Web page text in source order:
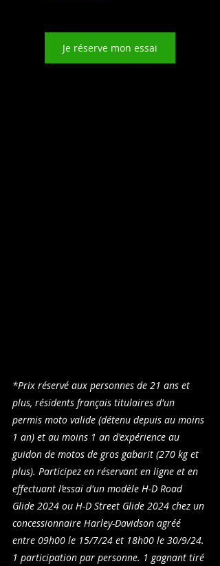
Je réserve mon essai
*Prix réservé aux personnes de 21 ans et
plus, résidents français titulaires d'un
permis moto valide (détenu depuis au moins
1 an) et au moins 1 an d'expérience au
guidon de motos de gros gabarit (270 kg et
plus). Participez en réservant en ligne et en
effectuant l’essai d'un modèle H-D Road
Glide 2024 ou H-D Street Glide 2024 chez un
concessionnaire Harley-Davidson agréé
entre 09h00 le 15/7/24 et 18h00 le 30/9/24.
1 participation par personne. 1 gagnant tiré